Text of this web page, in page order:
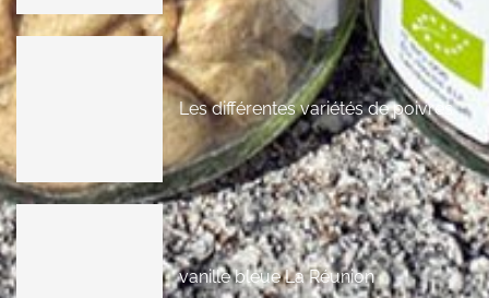
Les différentes variétés de poivres
vanille bleue La Réunion